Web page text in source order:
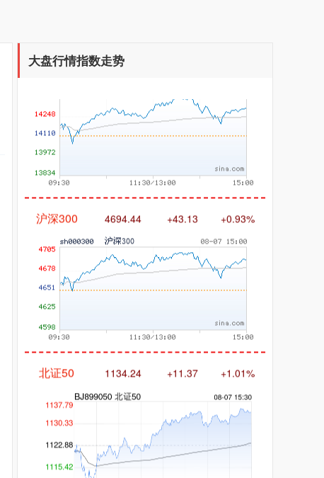
大盘行情指数走势
沪深300 4694.44 +43.13 +0.93%
北证50 1134.24 +11.37 +1.01%